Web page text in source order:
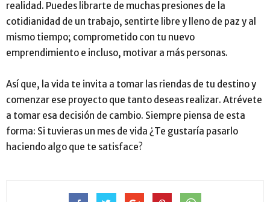
realidad. Puedes librarte de muchas presiones de la
cotidianidad de un trabajo, sentirte libre y lleno de paz y al
mismo tiempo; comprometido con tu nuevo
emprendimiento e incluso, motivar a más personas.
Así que, la vida te invita a tomar las riendas de tu destino y
comenzar ese proyecto que tanto deseas realizar. Atrévete
a tomar esa decisión de cambio. Siempre piensa de esta
forma: Si tuvieras un mes de vida ¿Te gustaría pasarlo
haciendo algo que te satisface?